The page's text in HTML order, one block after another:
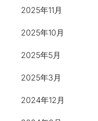
2025年11月
2025年10月
2025年5月
2025年3月
2024年12月